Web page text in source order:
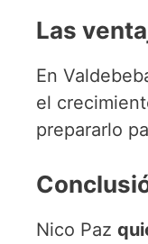
Las
En
el
prepararlo
Nico Paz